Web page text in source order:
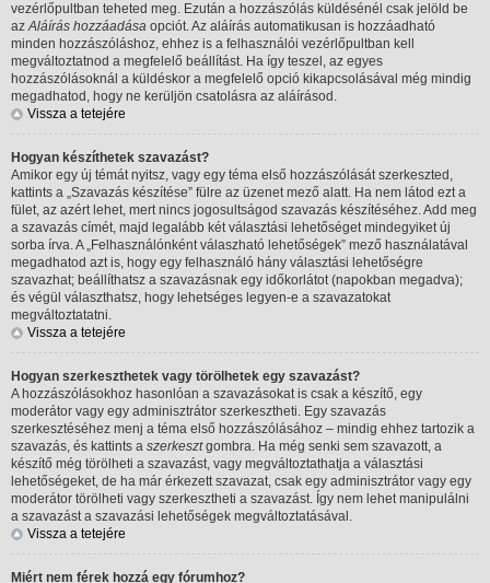
vezérlőpultban teheted meg. Ezután a hozzászólás küldésénél csak jelöld be
azAláírás hozzáadása opciót. Az aláírás automatikusan is hozzáadható
minden hozzászóláshoz, ehhez is a felhasználói vezérlőpultban kell
megváltoztatnod a megfelelő beállítást. Ha így teszel, az egyes
hozzászólásoknál a küldéskor a megfelelő opció kikapcsolásával még mindig
megadhatod, hogy ne kerüljön csatolásra az aláírásod.
Vissza a tetejére
Hogyan készíthetek szavazást?
Amikor egy új témát nyitsz, vagy egy téma első hozzászólását szerkeszted,
kattints a „Szavazás készítése” fülre az üzenet mező alatt. Ha nem látod ezt a
fület, az azért lehet, mert nincs jogosultságod szavazás készítéséhez. Add meg
a szavazás címét, majd legalább két választási lehetőséget mindegyiket új
sorba írva. A „Felhasználónként válaszható lehetőségek” mező használatával
megadhatod azt is, hogy egy felhasználó hány választási lehetőségre
szavazhat; beállíthatsz a szavazásnak egy időkorlátot (napokban megadva);
és végül választhatsz, hogy lehetséges legyen-e a szavazatokat
megváltoztatatni.
Vissza a tetejére
Hogyan szerkeszthetek vagy törölhetek egy szavazást?
A hozzászólásokhoz hasonlóan a szavazásokat is csak a készítő, egy
moderátor vagy egy adminisztrátor szerkesztheti. Egy szavazás
szerkesztéséhez menj a téma első hozzászólásához – mindig ehhez tartozik a
szavazás, és kattints a szerkesztgombra. Ha még senki sem szavazott, a
készítő még törölheti a szavazást, vagy megváltoztathatja a választási
lehetőségeket, de ha már érkezett szavazat, csak egy adminisztrátor vagy egy
moderátor törölheti vagy szerkesztheti a szavazást. Így nem lehet manipulálni
a szavazást a szavazási lehetőségek megváltoztatásával.
Vissza a tetejére
Miért nem férek hozzá egy fórumhoz?